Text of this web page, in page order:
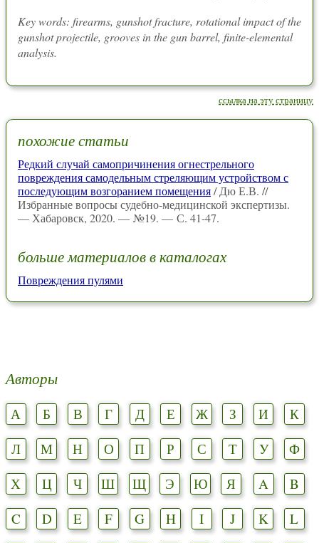
Key words: firearms, gunshot fracture, rotational impact of the
gunshot projectile, grooves in the gun barrel, finite-elemental
analysis.
ссылка на эту страницу
похожие статьи
Редкий случай самопричинения огнестрельного
повреждения самодельным стреляющим устройством с
последующим возгоранием помещения/ Дю Е.В. //
Избранные вопросы судебно-медицинской экспертизы.
— Хабаровск, 2020. — №19. — С. 41-47.
больше материалов в каталогах
Повреждения пулями
Авторы
А Б В Г Д Е Ж З И
К
Л
М Н О П Р С Т У
Ф
Х
Ц Ч Ш Щ Э Ю Я A
B
C
D E F G H I J K
L